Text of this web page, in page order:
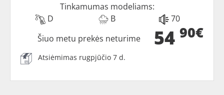
Tinkamumas modeliams:
D
B 70
54 90€
Šiuo metu prekės neturime
Atsiėmimas rugpjūčio 7 d.